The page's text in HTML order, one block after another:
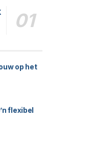
op het
flexibel